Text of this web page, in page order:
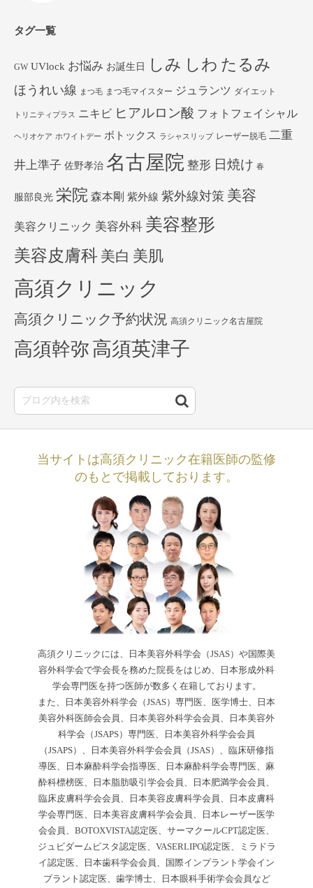
タグ一覧
GW UVlock お悩み お誕生日 しみ しわ たるみ
ほうれい線 まつ毛 まつ毛マイスター ジュランツ ダイエット
トリニティプラス ニキビ ヒアルロン酸 フォトフェイシャル
ヘリオケア ホワイトデー ボトックス ラシャスリップ レーザー脱毛 二重
井上準子 佐野孝治 名古屋院 整形 日焼け 春
服部良光 栄院 森本剛 紫外線 紫外線対策 美容
美容クリニック 美容外科 美容整形
美容皮膚科 美白 美肌
高須クリニック
高須クリニック予約状況 高須クリニック名古屋院
高須幹弥 高須英津子
当サイトは高須クリニック在籍医師の監修
のもとで掲載しております。
高須クリニックには、日本美容外科学会（JSAS）や国際美
容外科学会で学会長を務めた院長をはじめ、日本形成外科
学会専門医を持つ医師が数多く在籍しております。
また、日本美容外科学会（JSAS）専門医、医学博士、日本
美容外科医師会会員、日本美容外科学会会員、日本美容外
科学会（JSAPS）専門医、日本美容外科学会会員
（JSAPS）、日本美容外科学会会員（JSAS）、臨床研修指
導医、日本麻酔科学会指導医、日本麻酔科学会専門医、麻
酔科標榜医、日本脂肪吸引学会会員、日本肥満学会会員、
臨床皮膚科学会会員、日本美容皮膚科学会員、日本皮膚科
学会専門医、日本美容皮膚科学会会員、日本レーザー医学
会会員、BOTOXVISTA認定医、サーマクールCPT認定医、
ジュビダームビスタ認定医、VASERLIPO認定医、ミラドラ
イ認定医、日本歯科学会会員、国際インプラント学会イン
プラント認定医、歯学博士、日本眼科手術学会会員など